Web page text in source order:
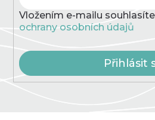
Vložením e-mailu
ochrany osobních údajů
Přihlásit